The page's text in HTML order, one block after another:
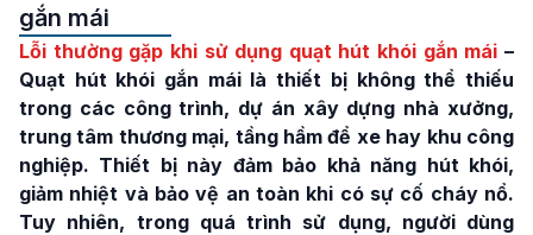
gắn mái
Lỗi thường gặp khi sử dụng quạt hút khói gắn mái –
Quạt hút khói gắn mái là thiết bị không thể thiếu
trong các công trình, dự án xây dựng nhà xưởng,
trung tâm thương mại, tầng hầm để xe hay khu công
nghiệp. Thiết bị này đảm bảo khả năng hút khói,
giảm nhiệt và bảo vệ an toàn khi có sự cố cháy nổ.
Tuy nhiên, trong quá trình sử dụng, người dùng